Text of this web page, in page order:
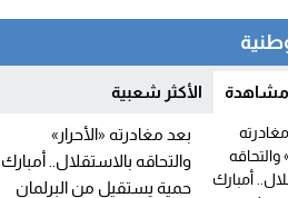
مشاهدة الأكثر شعبية
بعد مغادرته «الأحرار»
والتحاقه بالاستقلال.. أمبارك
حمية يستقيل من البرلمان